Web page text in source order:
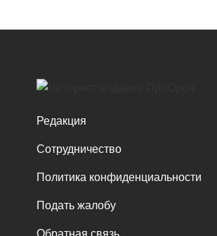
Редакция
Сотрудничество
Политика конфиденциальности
Подать жалобу
Обратная связь